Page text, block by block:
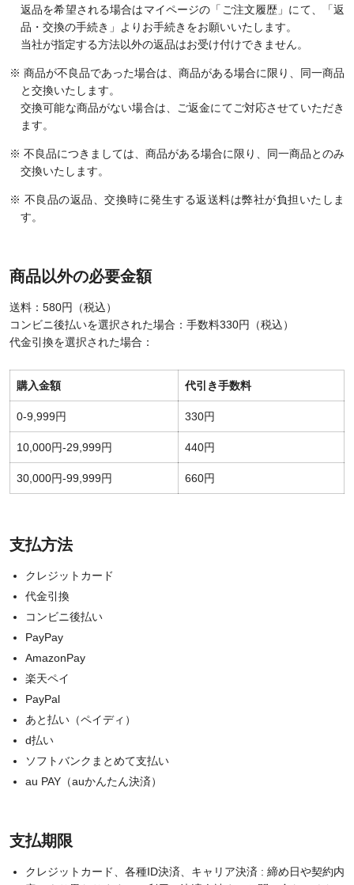
返品を希望される場合はマイページの「ご注文履歴」にて、「返
品・交換の手続き」よりお手続きをお願いいたします。
当社が指定する方法以外の返品はお受け付けできません。
※ 商品が不良品であった場合は、商品がある場合に限り、同一商品
と交換いたします。
交換可能な商品がない場合は、ご返金にてご対応させていただき
ます。
※ 不良品につきましては、商品がある場合に限り、同一商品とのみ
交換いたします。
※ 不良品の返品、交換時に発生する返送料は弊社が負担いたしま
す。
商品以外の必要金額
送料：580円（税込）
コンビニ後払いを選択された場合：手数料330円（税込）
代金引換を選択された場合：
購入金額 代引き手数料
0-9,999円 330円
10,000円-29,999円 440円
30,000円-99,999円 660円
支払方法
クレジットカード
代金引換
コンビニ後払い
PayPay
AmazonPay
楽天ペイ
PayPal
あと払い（ペイディ）
d払い
ソフトバンクまとめて支払い
au PAY（auかんたん決済）
支払期限
クレジットカード、各種ID決済、キャリア決済 : 締め日や契約内